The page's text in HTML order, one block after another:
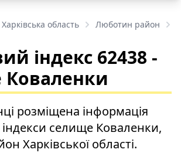
Харківська область Люботин район
індекс 62438 -
розміщена інформація
селище Коваленки,
Харківської області.